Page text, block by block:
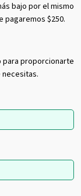
bajo por el mismo
$250.
para proporcionarte